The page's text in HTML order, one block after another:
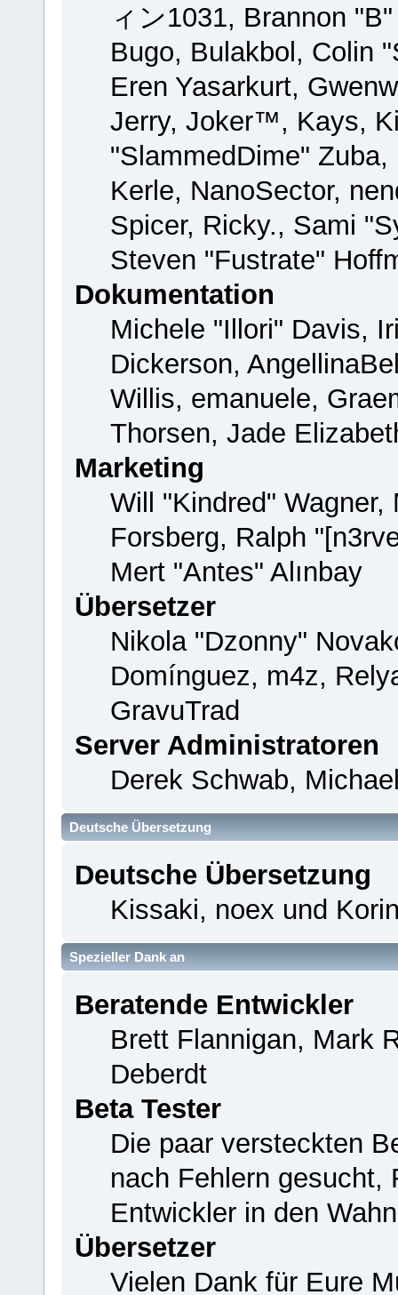
ィン1031, Brannon
Bugo, Bulakbol, Colin
Eren Yasarkurt,
Jerry, Joker™, Kays,
"SlammedDime"
Kerle, NanoSector,
Spicer, Ricky., Sami
Steven "Fustrate"
Dokumentation
Michele "Illori" Davis,
Dickerson,
Willis, emanuele,
Thorsen, Jade
Marketing
Will "Kindred" Wagner,
Forsberg, Ralph
Mert "Antes" Alınbay
Übersetzer
Nikola "Dzonny"
Domínguez, m4z,
GravuTrad
Server Administratoren
Derek Schwab,
Deutsche Übersetzung
Deutsche Übersetzung
Kissaki, noex und
Spezieller Dank an
Beratende Entwickler
Brett Flannigan, Mark
Deberdt
Beta Tester
Die paar versteckten
nach Fehlern gesucht,
Entwickler in den
Übersetzer
Vielen Dank für Eure